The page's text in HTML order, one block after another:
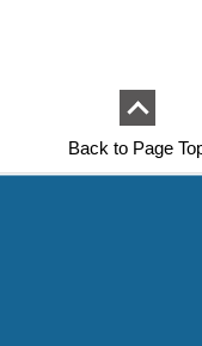
Back to Page